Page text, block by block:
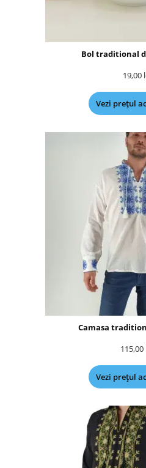
Bol traditional
19,00
Vezi prețul
Camasa
115,00
Vezi prețul